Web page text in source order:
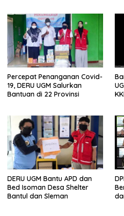
Percepat Penanganan Covid-
19, DERU UGM Salurkan
Bantuan di 22 Provinsi
DERU UGM Bantu APD dan
Bed Isoman Desa Shelter
Bantul dan Sleman